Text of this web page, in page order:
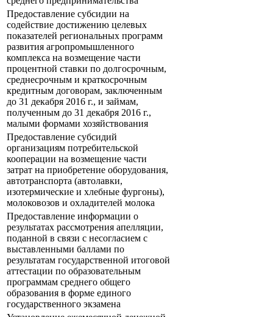
Предоставление субсидии на
содействие достижению целевых
показателей региональных программ
развития агропромышленного
комплекса на возмещение части
процентной ставки по долгосрочным,
среднесрочным и краткосрочным
кредитным договорам, заключенным
до 31 декабря 2016 г., и займам,
полученным до 31 декабря 2016 г.,
малыми формами хозяйствования
Предоставление субсидий
организациям потребительской
кооперации на возмещение части
затрат на приобретение оборудования,
автотранспорта (автолавки,
изотермические и хлебные фургоны),
молоковозов и охладителей молока
Предоставление информации о
результатах рассмотрения апелляции,
поданной в связи с несогласием с
выставленными баллами по
результатам государственной итоговой
аттестации по образовательным
программам среднего общего
образования в форме единого
государственного экзамена